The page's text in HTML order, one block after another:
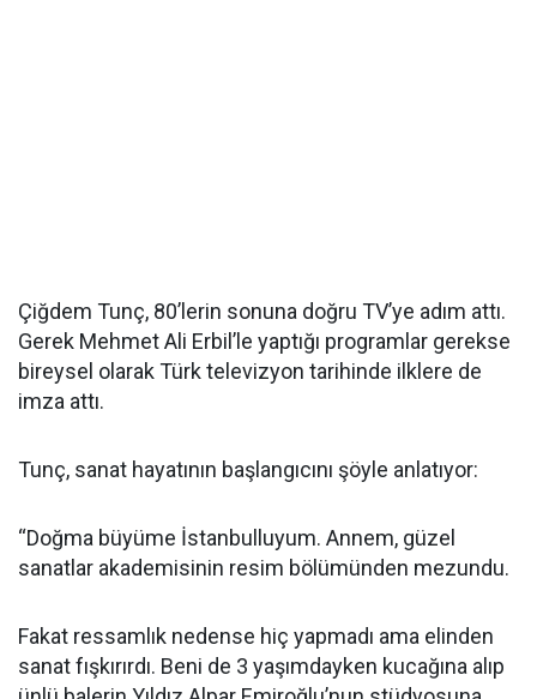
Çiğdem Tunç, 80’lerin sonuna doğru TV’ye adım attı.
Gerek Mehmet Ali Erbil’le yaptığı programlar gerekse
bireysel olarak Türk televizyon tarihinde ilklere de
imza attı.
Tunç, sanat hayatının başlangıcını şöyle anlatıyor:
“Doğma büyüme İstanbulluyum. Annem, güzel
sanatlar akademisinin resim bölümünden mezundu.
Fakat ressamlık nedense hiç yapmadı ama elinden
sanat fışkırırdı. Beni de 3 yaşımdayken kucağına alıp